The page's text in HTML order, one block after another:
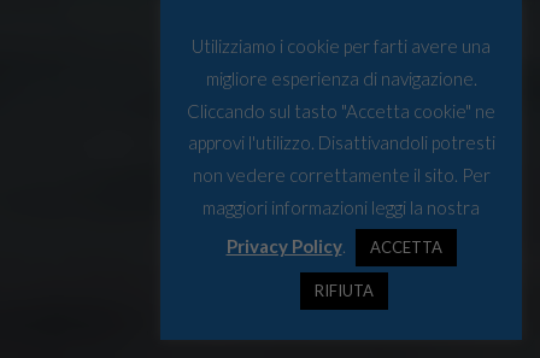
Utilizziamo i cookie per farti avere una
migliore esperienza di navigazione.
Cliccando sul tasto "Accetta cookie" ne
approvi l'utilizzo. Disattivandoli potresti
non vedere correttamente il sito. Per
maggiori informazioni leggi la nostra
Privacy Policy. ACCETTA
RIFIUTA